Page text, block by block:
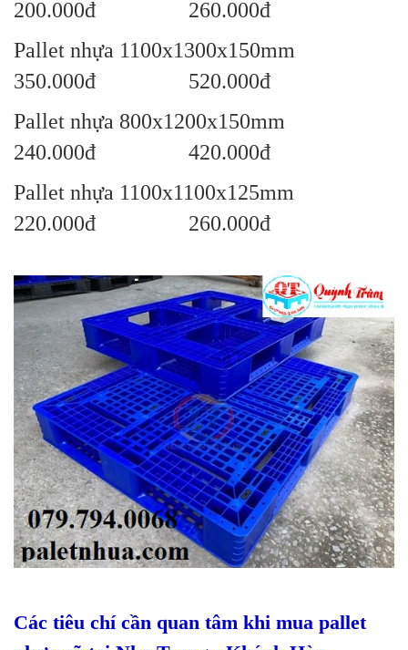
200.000đ 260.000đ
Pallet nhựa 1100x1300x150mm
350.000đ 520.000đ
Pallet nhựa 800x1200x150mm
240.000đ 420.000đ
Pallet nhựa 1100x1100x125mm
220.000đ 260.000đ
Các tiêu chí cần quan tâm khi mua pallet